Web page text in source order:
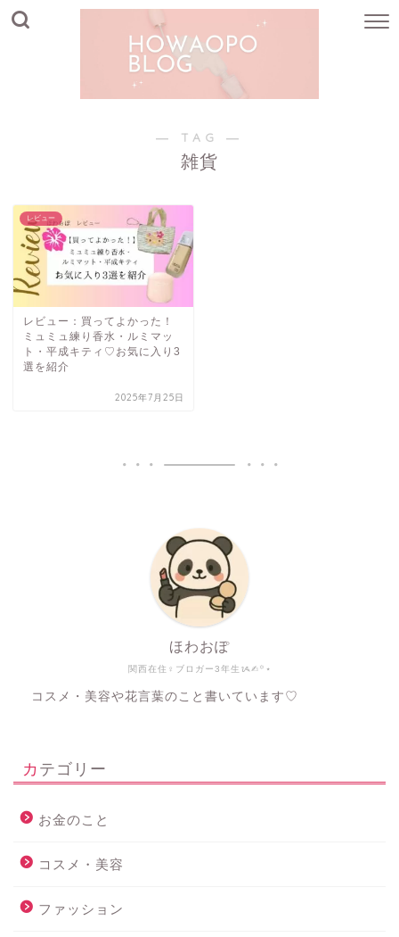
― TAG ―
雑貨
レビュー
レビュー：買ってよかった！
ミュミュ練り香水・ルミマッ
ト・平成キティ♡お気に入り3
選を紹介
2025年7月25日
関西在住♀ブロガー3年生ᝰ✍︎꙳⋆
ほわおぽ
コスメ・美容や花言葉のこと書いています♡
カテゴリー
お金のこと
コスメ・美容
ファッション